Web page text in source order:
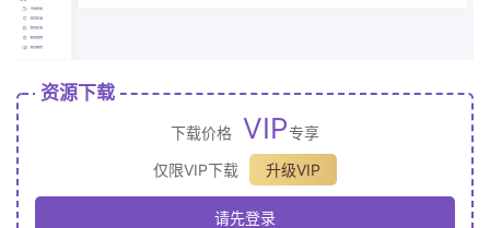
资源下载
下载价格 VIP专享
仅限VIP下载
升级VIP
请先登录